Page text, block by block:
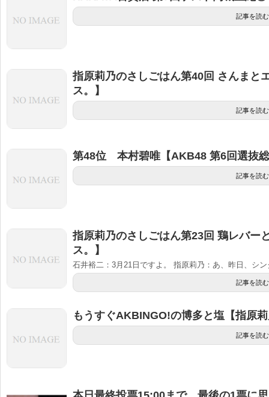
記事を読む
指原莉乃のさしごはん第40回 さんまと
ス。】
記事を読む
第48位 本村碧唯【AKB48 第6回選抜
記事を読む
指原莉乃のさしごはん第23回 鶏レバー
ス。】
石井裕二：3月21日ですよ。 指原莉乃：あ、昨日、シ
記事を読む
もうすぐAKBINGO!の博多と塩【指原
記事を読む